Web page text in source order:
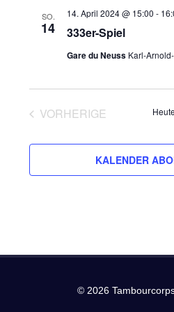
SO.
14 333er-Spiel
14. April 2024 @ 15:00 -
Gare du Neuss Karl-
VORHERIGE
Heute
KALENDER
© 2026